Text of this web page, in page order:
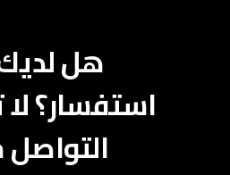
هل
استفسار؟ لا
التواصل